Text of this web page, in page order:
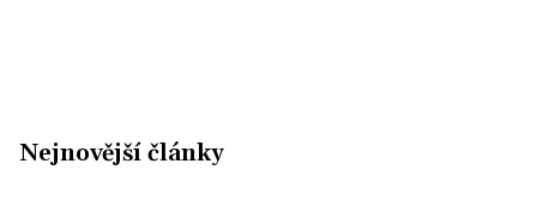
Nejnovější články